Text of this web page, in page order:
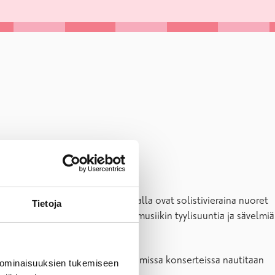
Tietoja
tukemiseen
huippumuusikoiden lisäksi lavalla ovat solistivieraina nuoret
yhdistävät rohkeasti eri musiikin tyylisuuntia ja sävelmiä
Jan Söderblominsuunnittelemissa konserteissa nautitaan